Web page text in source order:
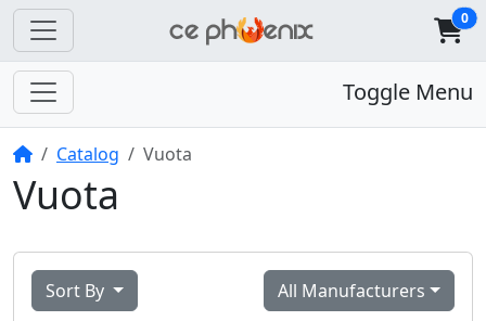
0
Toggle Menu
HomeCatalog Vuota
Vuota
Sort By All Manufacturers